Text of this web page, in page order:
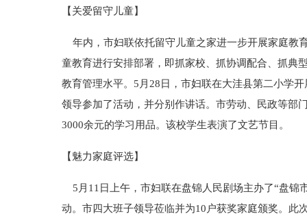
【关爱留守儿童】
年内，市妇联依托留守儿童之家进一步开展家庭教
童教育进行安排部署，即抓家校、抓协调配合、抓典
教育管理水平。5月28日，市妇联在大洼县第二小学
领导参加了活动，并分别作讲话。市劳动、民政等部
3000余元的学习用品。该校学生表演了文艺节目。
【魅力家庭评选】
5月11日上午，市妇联在盘锦人民剧场主办了“盘锦
动。市四大班子领导莅临并为10户获奖家庭颁奖。此